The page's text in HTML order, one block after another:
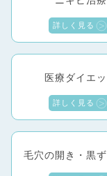
詳しく見る
医療ダイエッ
詳しく見る
毛穴の開き・黒